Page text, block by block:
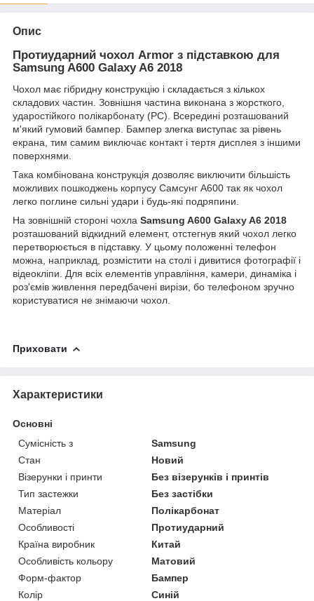
Опис
Протиударний чохол Armor з підставкою для
Samsung A600 Galaxy A6 2018
Чохол має гібридну конструкцію і складається з кількох
складових частин. Зовнішня частина виконана з жорсткого,
ударостійкого полікарбонату (PC). Всередині розташований
м'який гумовий бампер. Бампер злегка виступає за рівень
екрана, тим самим виключає контакт і тертя дисплея з іншими
поверхнями.
Така комбінована конструкція дозволяє виключити більшість
можливих пошкоджень корпусу Самсунг A600 так як чохол
легко поглине сильні удари і будь-які подряпини.
На зовнішній стороні чохла Samsung A600 Galaxy A6 2018
розташований відкидний елемент, отстегнув який чохол легко
перетворюється в підставку. У цьому положенні телефон
можна, наприклад, розмістити на столі і дивитися фотографії і
відеокліпи. Для всіх елементів управління, камери, динаміка і
роз'ємів живлення передбачені вирізи, бо телефоном зручно
користуватися не знімаючи чохол.
Приховати
Характеристики
Основні
Сумісність з
Samsung
Стан
Новий
Візерунки і принти
Без візерунків і принтів
Тип застежки
Без застібки
Матеріал
Полікарбонат
Особливості
Протиударний
Країна виробник
Китай
Особливість кольору
Матовий
Форм-фактор
Бампер
Колір
Синій